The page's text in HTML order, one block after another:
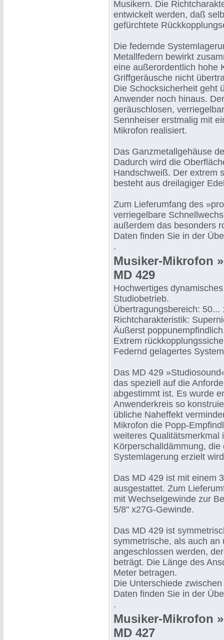
Musikern. Die
entwickelt werden, daß
gefürchtete
Die federnde
Metallfedern bewirkt
eine außerordentlich hohe
Griffgeräusche nicht
Die Schocksicherheit geht
Anwender noch hinaus.
geräuschlosen,
Sennheiser erstmalig mit
Mikrofon realisiert.
Das Ganzmetallgehäuse
Dadurch wird die
Handschweiß. Der extrem
besteht aus dreilagiger
Zum Lieferumfang des
verriegelbare
außerdem das besonders
Daten finden Sie in der
.
Musiker-Mikrofon
MD 429
Hochwertiges
Studiobetrieb.
Übertragungsbereich: 50...
Richtcharakteristik:
Äußerst
Extrem
Federnd gelagertes
Das MD 429
das speziell auf die
abgestimmt ist. Es wurde
Anwenderkreis so
übliche Naheffekt
Mikrofon die Popp-
weiteres Qualitätsmerkmal
Körperschalldämmung,
Systemlagerung erzielt
Das MD 429 ist mit einem
ausgestattet. Zum
mit Wechselgewinde zur
5/8" x27G-Gewinde.
Das MD 429 ist
symmetrische, als auch
angeschlossen werden,
beträgt. Die Länge des
Meter betragen.
Die Unterschiede
Daten finden Sie in der
.
Musiker-Mikrofon
MD 427